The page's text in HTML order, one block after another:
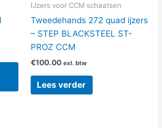
IJzers voor CCM schaatsen
Tweedehands 272 quad ijzers
– STEP BLACKSTEEL ST-
PROZ CCM
€100.00 exl. btw
Lees verder